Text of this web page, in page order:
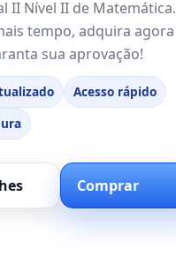
II Nível II de Matemática.
tempo, adquira agora
sua aprovação!
Acesso rápido
Comprar